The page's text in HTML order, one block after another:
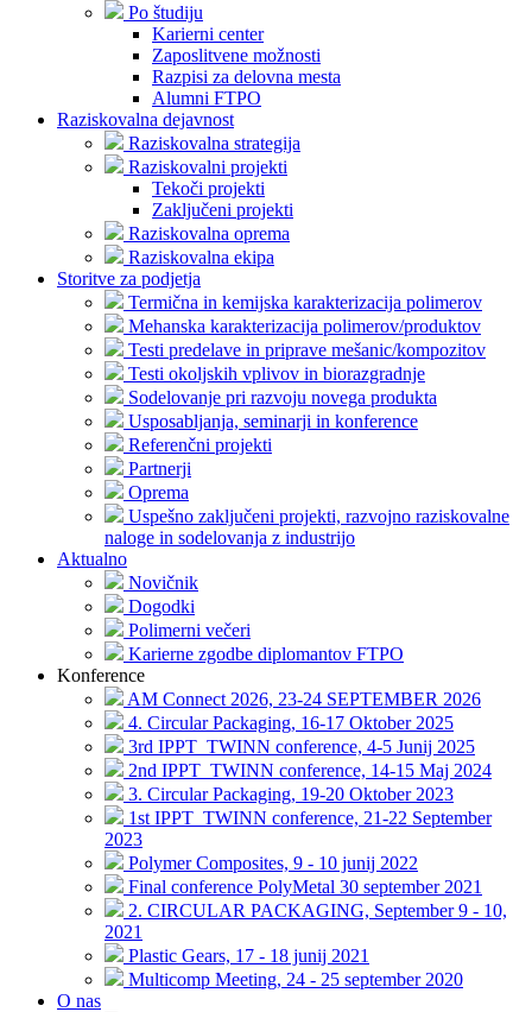
Po študiju
Karierni center
Zaposlitvene možnosti
Razpisi za delovna mesta
Alumni FTPO
Raziskovalna dejavnost
Raziskovalna strategija
Raziskovalni projekti
Tekoči projekti
Zaključeni projekti
Raziskovalna oprema
Raziskovalna ekipa
Storitve za podjetja
Termična in kemijska karakterizacija polimerov
Mehanska karakterizacija polimerov/produktov
Testi predelave in priprave mešanic/kompozitov
Testi okoljskih vplivov in biorazgradnje
Sodelovanje pri razvoju novega produkta
Usposabljanja, seminarji in konference
Referenčni projekti
Partnerji
Oprema
Uspešno zaključeni projekti, razvojno raziskovalne
naloge in sodelovanja z industrijo
Aktualno
Novičnik
Dogodki
Polimerni večeri
Karierne zgodbe diplomantov FTPO
Konference
AM Connect 2026, 23-24 SEPTEMBER 2026
4. Circular Packaging, 16-17 Oktober 2025
3rd IPPT_TWINN conference, 4-5 Junij 2025
2nd IPPT_TWINN conference, 14-15 Maj 2024
3. Circular Packaging, 19-20 Oktober 2023
1st IPPT_TWINN conference, 21-22 September
2023
Polymer Composites, 9 - 10 junij 2022
Final conference PolyMetal 30 september 2021
2. CIRCULAR PACKAGING, September 9 - 10,
2021
Plastic Gears, 17 - 18 junij 2021
Multicomp Meeting, 24 - 25 september 2020
O nas